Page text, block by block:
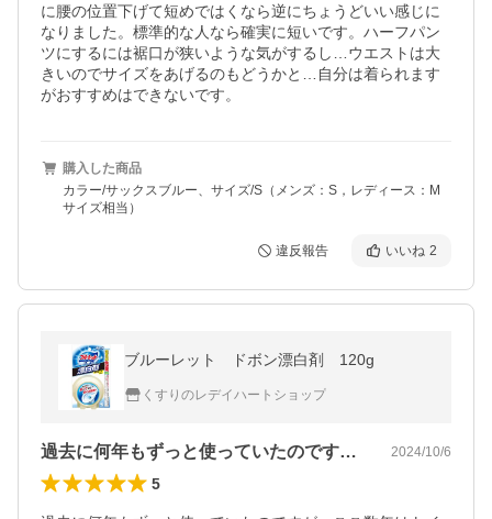
に腰の位置下げて短めではくなら逆にちょうどいい感じに
なりました。標準的な人なら確実に短いです。ハーフパン
ツにするには裾口が狭いような気がするし…ウエストは大
きいのでサイズをあげるのもどうかと…自分は着られます
がおすすめはできないです。
購入した商品
カラー/サックスブルー、サイズ/S（メンズ：S，レディース：M
サイズ相当）
違反報告 いいね 2
ブルーレット ドボン漂白剤 120g
くすりのレデイハートショップ
過去に何年もずっと使っていたのですが、… 2024/10/6
5